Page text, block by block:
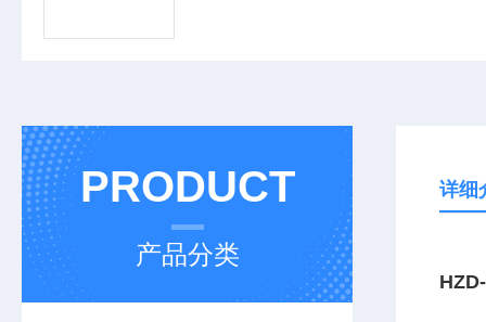
PRODUCT
产品分类
详细